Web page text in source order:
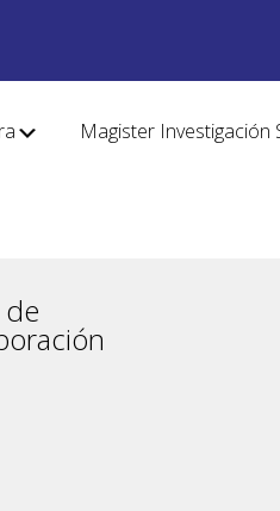
Magister Investigación